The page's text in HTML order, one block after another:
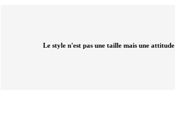
Le style n'est pas une taille mais une attitude